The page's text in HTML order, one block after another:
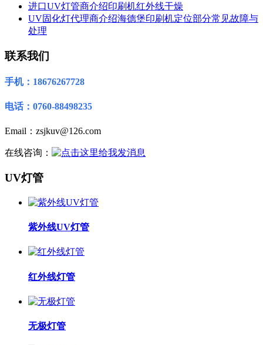
进口UV灯管商介绍印刷机红外线干燥
UV固化灯代理商介绍海德堡印刷机定位部分常见故障与
处理
联系我们
手机：18676267728
电话：0760-88498235
Email：zsjkuv@126.com
在线咨询：
UV灯管
紫外线UV灯管
红外线灯管
无极灯管